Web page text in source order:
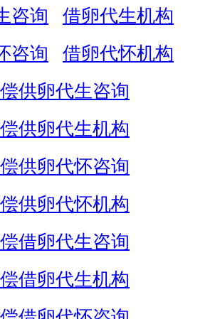
咨询
借卵代生机构
咨询
借卵代怀机构
供卵代生咨询
供卵代生机构
供卵代怀咨询
供卵代怀机构
借卵代生咨询
借卵代生机构